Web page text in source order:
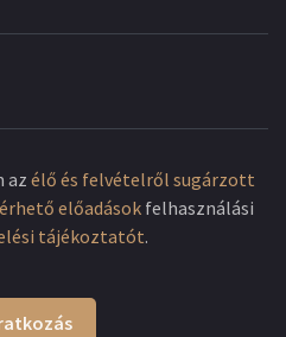
az élő és felvételről sugárzott
előadások felhasználási
tájékoztatót.